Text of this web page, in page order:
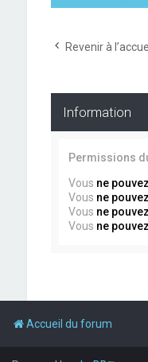
Revenir à
Information
Permissions
Vous ne
Vous ne
Vous ne
Vous ne
Accueil du forum